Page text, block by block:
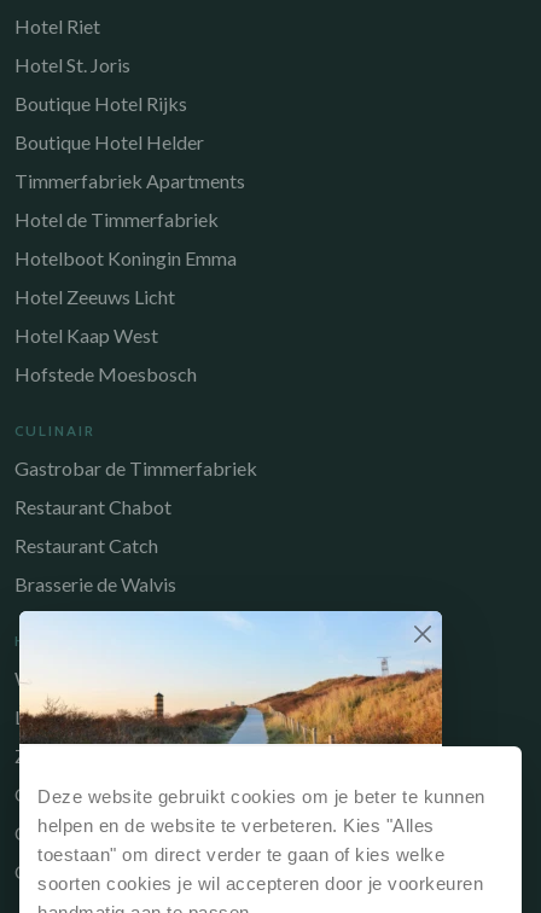
Deze website gebruikt cookies om je beter te kunnen
helpen en de website te verbeteren. Kies "Alles
toestaan" om direct verder te gaan of kies welke
soorten cookies je wil accepteren door je voorkeuren
Waarom direct boeken?
Reserveert je jouw verblijf via onze website of
rechtstreeks bij de receptie dan is dit altijd het
voordeligst
Hotel Riet
Hotel St. Joris
Boutique Hotel Rijks
Boutique Hotel Helder
Timmerfabriek Apartments
Hotel de Timmerfabriek
Hotelboot Koningin Emma
Hotel Zeeuws Licht
Hotel Kaap West
Hofstede Moesbosch
CULINAIR
Gastrobar de Timmerfabriek
Restaurant Chabot
Restaurant Catch
Brasserie de Walvis
HANDIGE LINKS
Werken bij
Long-Stay
Zakelijk
Owners Portal
Cadeaubon
Contact